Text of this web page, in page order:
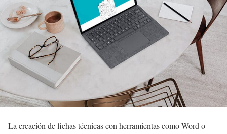
La creación de fichas técnicas con herramientas como Word o